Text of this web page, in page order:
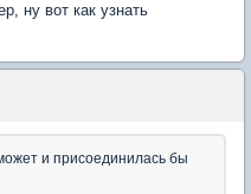
ну вот как узнать
и присоединилась бы